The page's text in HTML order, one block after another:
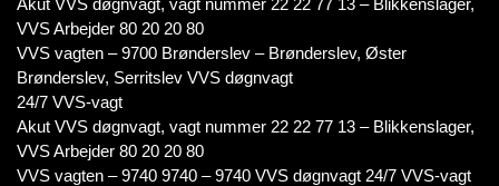
Akut VVS døgnvagt, vagt nummer 22 22 77 13 – Blikkenslager,
VVS Arbejder 80 20 20 80
VVS vagten – 9700 Brønderslev – Brønderslev, Øster
Brønderslev, Serritslev VVS døgnvagt
24/7 VVS-vagt
Akut VVS døgnvagt, vagt nummer 22 22 77 13 – Blikkenslager,
VVS Arbejder 80 20 20 80
VVS vagten – 9740 9740 – 9740 VVS døgnvagt 24/7 VVS-vagt